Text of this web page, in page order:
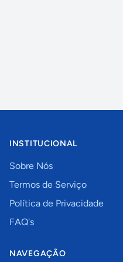
INSTITUCIONAL
Sobre Nós
Termos de Serviço
Política de Privacidade
FAQ's
NAVEGAÇÃO